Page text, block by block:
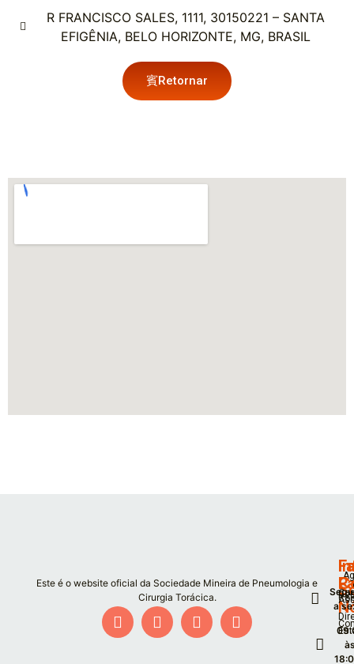
R FRANCISCO SALES, 1111, 30150221 – SANTA
EFIGÊNIA, BELO HORIZONTE, MG, BRASIL
Retornar
Este é o website oficial da Sociedade Mineira de Pneumologia e
Cirurgia Torácica.
a